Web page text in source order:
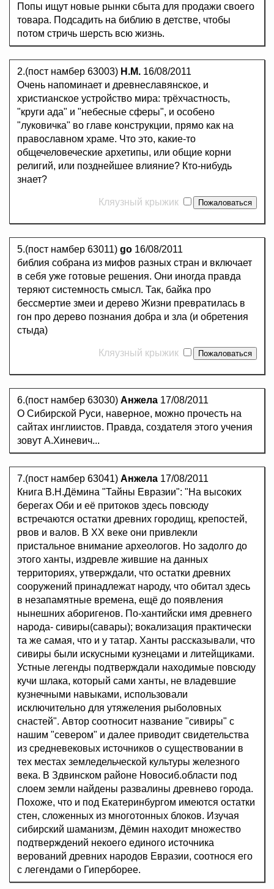
Попы ищут новые рынки сбыта для продажи своего
товара. Подсадить на библию в детстве, чтобы
потом стричь шерсть всю жизнь.
2.(пост намбер 63003) Н.М. 16/08/2011
Очень напоминает и древнеславянское, и
христианское устройство мира: трёхчастность,
"круги ада" и "небесные сферы", и особено
"луковичка" во главе конструкции, прямо как на
православном храме. Что это, какие-то
общечеловеческие архетипы, или общие корни
религий, или позднейшее влияние? Кто-нибудь
знает?
Кляузный крыжик
5.(пост намбер 63011) go 16/08/2011
библия собрана из мифов разных стран и включает
в себя уже готовые решения. Они иногда правда
теряют системность смысл. Так, байка про
бессмертие змеи и дерево Жизни превратилась в
гон про дерево познания добра и зла (и обретения
стыда)
Кляузный крыжик
6.(пост намбер 63030) Анжела 17/08/2011
О Сибирской Руси, наверное, можно прочесть на
сайтах инглиистов. Правда, создателя этого учения
зовут А.Хиневич...
7.(пост намбер 63041) Анжела 17/08/2011
Книга В.Н.Дёмина "Тайны Евразии": "На высоких
берегах Оби и её притоков здесь повсюду
встречаются остатки древних городищ, крепостей,
рвов и валов. В ХХ веке они привлекли
пристальное внимание археологов. Но задолго до
этого ханты, издревле жившие на данных
территориях, утверждали, что остатки древних
сооружений принадлежат народу, что обитал здесь
в незапамятные времена, ещё до появления
нынешних аборигенов. По-хантийски имя древнего
народа- сивиры(савары); вокализация практически
та же самая, что и у татар. Ханты рассказывали, что
сивиры были искусными кузнецами и литейщиками.
Устные легенды подтверждали находимые повсюду
кучи шлака, который сами ханты, не владевшие
кузнечными навыками, использовали
исключительно для утяжеления рыболовных
снастей". Автор соотносит название "сивиры" с
нашим "севером" и далее приводит свидетельства
из средневековых источников о существовании в
тех местах земледельческой культуры железного
века. В Здвинском районе Новосиб.области под
слоем земли найдены развалины древнево города.
Похоже, что и под Екатеринбургом имеются остатки
стен, сложенных из многотонных блоков. Изучая
сибирский шаманизм, Дёмин находит множество
подтверждений некоего единого источника
верований древних народов Евразии, соотнося его
с легендами о Гиперборее.